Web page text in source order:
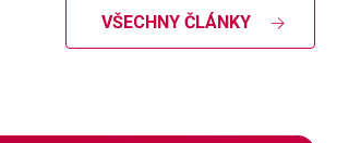
VŠECHNY ČLÁNKY